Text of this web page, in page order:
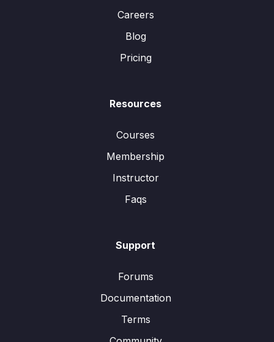
Careers
Blog
Pricing
Resources
Courses
Membership
Instructor
Faqs
Support
Forums
Documentation
Terms